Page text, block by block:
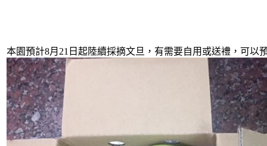
本園預計8月21日起陸續採摘文旦，有需要自用或送禮，可以